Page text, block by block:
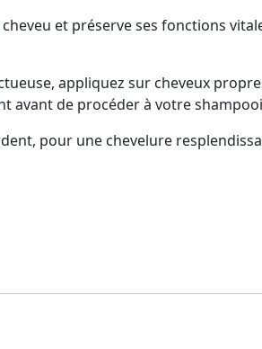
et préserve ses fonctions
appliquez sur cheveux
avant de procéder à votre
pour une chevelure